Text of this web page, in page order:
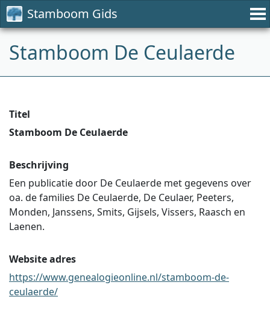
Stamboom Gids
Stamboom De Ceulaerde
Titel
Stamboom De Ceulaerde
Beschrijving
Een publicatie door De Ceulaerde met gegevens over
oa. de families De Ceulaerde, De Ceulaer, Peeters,
Monden, Janssens, Smits, Gijsels, Vissers, Raasch en
Laenen.
Website adres
https://www.genealogieonline.nl/stamboom-de-
ceulaerde/